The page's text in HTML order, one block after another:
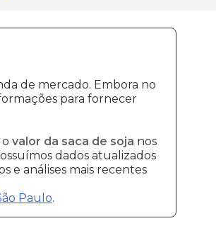
de mercado. Embora no
para fornecer
valor da saca de soja nos
dados atualizados
e análises mais recentes
Paulo.